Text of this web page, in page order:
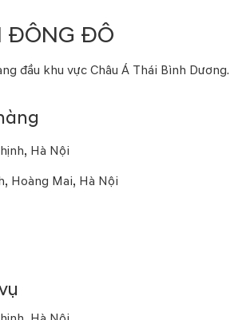
ĐÔNG ĐÔ
đầu khu vực Châu Á Thái Bình Dương.
Hà Nội
Hoàng Mai, Hà Nội